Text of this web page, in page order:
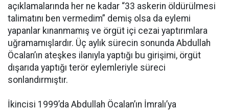
açıklamalarında her ne kadar “33 askerin öldürülmesi
talimatını ben vermedim” demiş olsa da eylemi
yapanlar kınanmamış ve örgüt içi cezai yaptırımlara
uğramamışlardır. Üç aylık sürecin sonunda Abdullah
Öcalan’ın ateşkes ilanıyla yaptığı bu girişimi, örgüt
dışarıda yaptığı terör eylemleriyle süreci
sonlandırmıştır.
İkincisi 1999’da Abdullah Öcalan’ın İmralı’ya